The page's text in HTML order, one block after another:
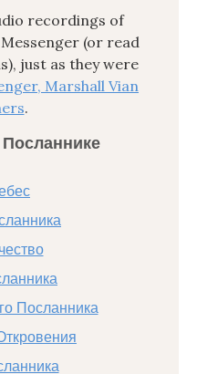
recordings of
(or read
just as they were
Marshall Vian
.
Посланника